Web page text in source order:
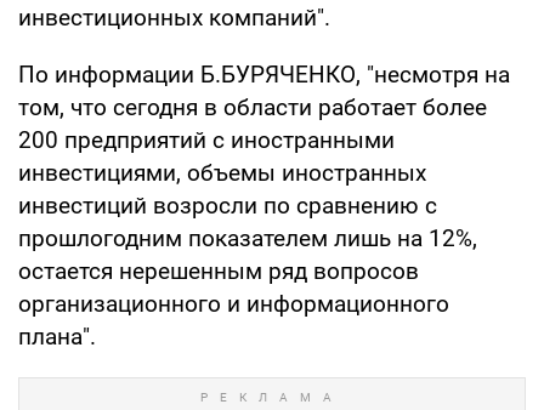
инвестиционных компаний".
По информации Б.БУРЯЧЕНКО, "несмотря на
том, что сегодня в области работает более
200 предприятий с иностранными
инвестициями, объемы иностранных
инвестиций возросли по сравнению с
прошлогодним показателем лишь на 12%,
остается нерешенным ряд вопросов
организационного и информационного
плана".